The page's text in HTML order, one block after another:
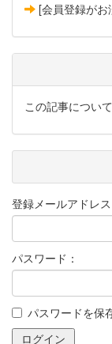
[会員登録がお
この記事につい
登録メールアドレス
パスワード：
パスワードを保